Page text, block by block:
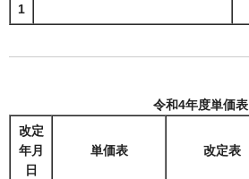
1
令和4年度単価表
改定
年月
日
単価表 改定表